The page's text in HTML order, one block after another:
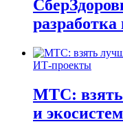
разработка
ИТ-проекты
МТС: взять
и